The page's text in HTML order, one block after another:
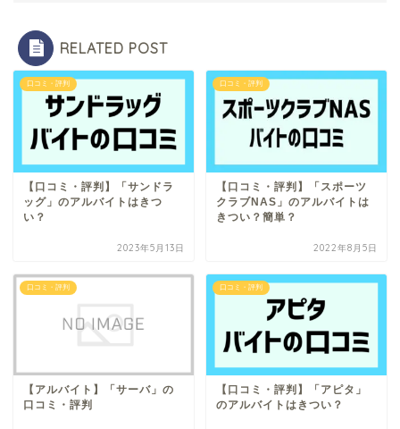
RELATED POST
口コミ・評判
【口コミ・評判】「サンドラ
ッグ」のアルバイトはきつ
い？
2023年5月13日
口コミ・評判
【口コミ・評判】「スポーツ
クラブNAS」のアルバイトは
きつい？簡単？
2022年8月5日
口コミ・評判
【アルバイト】「サーバ」の
口コミ・評判
口コミ・評判
【口コミ・評判】「アピタ」
のアルバイトはきつい？